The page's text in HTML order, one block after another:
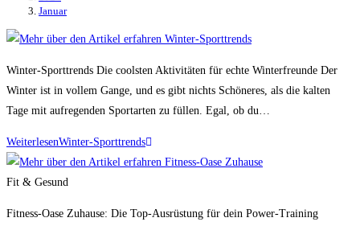
Januar
Winter-Sporttrends Die coolsten Aktivitäten für echte Winterfreunde Der
Winter ist in vollem Gange, und es gibt nichts Schöneres, als die kalten
Tage mit aufregenden Sportarten zu füllen. Egal, ob du…
WeiterlesenWinter-Sporttrends
Fit & Gesund
Fitness-Oase Zuhause: Die Top-Ausrüstung für dein Power-Training